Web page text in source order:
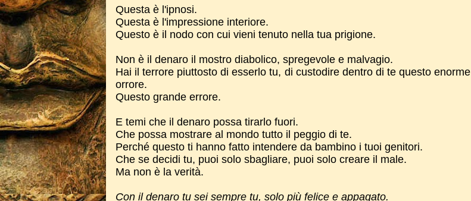
Questa è l'ipnosi.
Questa è l'impressione interiore.
Questo è il nodo con cui vieni tenuto nella tua prigione.
Non è il denaro il mostro diabolico, spregevole e malvagio.
Hai il terrore piuttosto di esserlo tu, di custodire dentro di te questo enorme
orrore.
Questo grande errore.
E temi che il denaro possa tirarlo fuori.
Che possa mostrare al mondo tutto il peggio di te.
Perché questo ti hanno fatto intendere da bambino i tuoi genitori.
Che se decidi tu, puoi solo sbagliare, puoi solo creare il male.
Ma non è la verità.
Con il denaro tu sei sempre tu, solo più felice e appagato.